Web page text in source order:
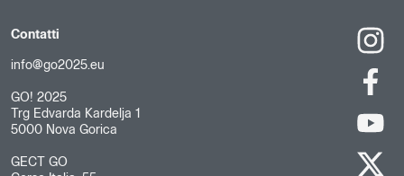
Contatti
info@go2025.eu
GO! 2025
Trg Edvarda Kardelja 1
5000 Nova Gorica
GECT GO